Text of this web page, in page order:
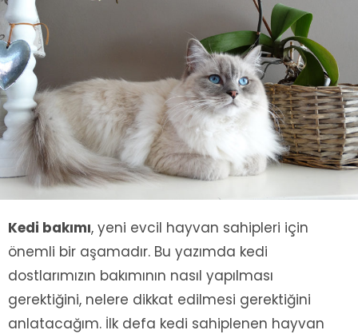
Kedi bakımı, yeni evcil hayvan sahipleri için
önemli bir aşamadır. Bu yazımda kedi
dostlarımızın bakımının nasıl yapılması
gerektiğini, nelere dikkat edilmesi gerektiğini
anlatacağım. İlk defa kedi sahiplenen hayvan